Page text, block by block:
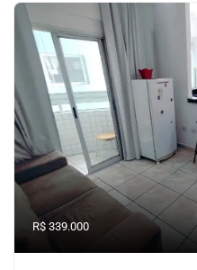
R$ 339.000